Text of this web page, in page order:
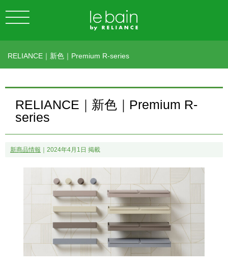
RELIANCE｜新色｜Premium R-series
RELIANCE｜新色｜Premium R-
series
新商品情報 ｜2024年4月1日 掲載